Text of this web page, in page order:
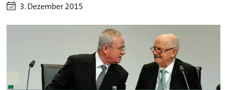
3. Dezember 2015